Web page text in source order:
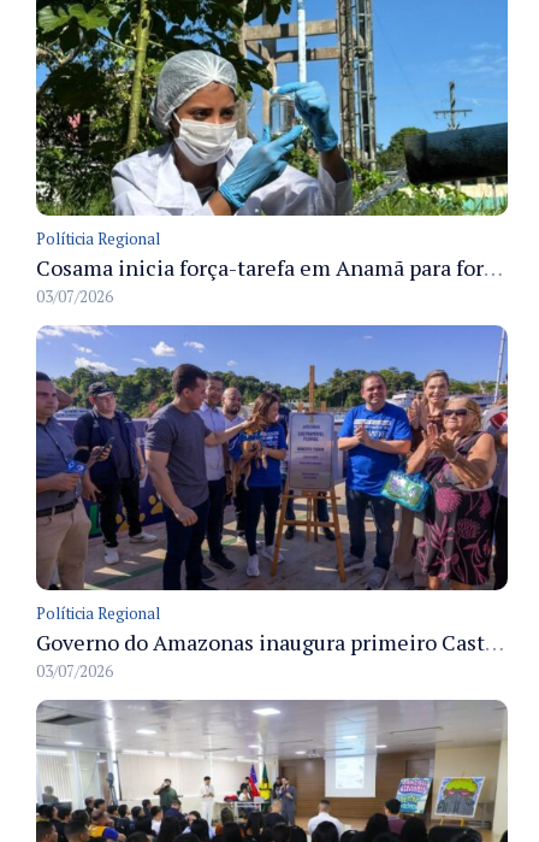
Políticia Regional
Cosama inicia força-tarefa em Anamã para fortalecer abastecimento de água e segurança hídrica da população
03/07/2026
Políticia Regional
Governo do Amazonas inaugura primeiro Castramóvel Fluvial para atendimento veterinário às comunidades ribeirinhas e castração gratuita
03/07/2026